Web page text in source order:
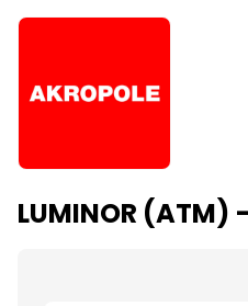
LUMINOR (ATM)